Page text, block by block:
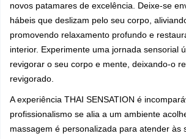
novos patamares de excelência. Deixe-se
hábeis que deslizam pelo seu corpo,
promovendo relaxamento profundo e
interior. Experimente uma jornada sensorial
revigorar o seu corpo e mente, deixando-o
revigorado.
A experiência THAI SENSATION é
profissionalismo se alia a um ambiente
massagem é personalizada para atender às